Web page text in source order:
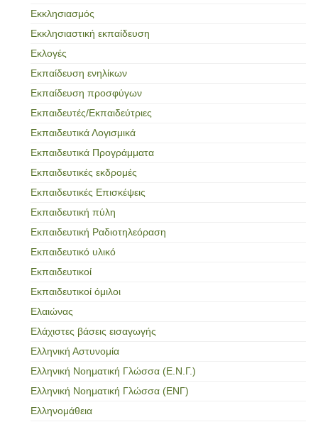
Εκκλησιασμός
Εκκλησιαστική εκπαίδευση
Εκλογές
Εκπαίδευση ενηλίκων
Εκπαίδευση προσφύγων
Εκπαιδευτές/Εκπαιδεύτριες
Εκπαιδευτικά Λογισμικά
Εκπαιδευτικά Προγράμματα
Εκπαιδευτικές εκδρομές
Εκπαιδευτικές Επισκέψεις
Εκπαιδευτική πύλη
Εκπαιδευτική Ραδιοτηλεόραση
Εκπαιδευτικό υλικό
Εκπαιδευτικοί
Εκπαιδευτικοί όμιλοι
Ελαιώνας
Ελάχιστες βάσεις εισαγωγής
Ελληνική Αστυνομία
Ελληνική Νοηματική Γλώσσα (Ε.Ν.Γ.)
Ελληνική Νοηματική Γλώσσα (ΕΝΓ)
Ελληνομάθεια